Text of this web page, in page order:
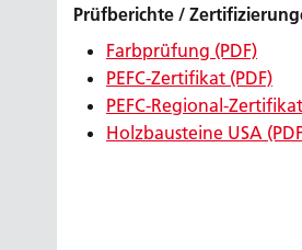
Prüfberichte /
Farbprüfung (PDF)
PEFC-Zertifikat (PDF)
PEFC-Regional-
Holzbausteine USA